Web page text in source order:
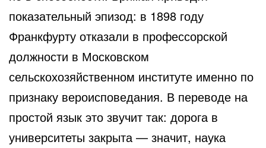
показательный эпизод: в 1898 году
Франкфурту отказали в профессорской
должности в Московском
сельскохозяйственном институте именно по
признаку вероисповедания. В переводе на
простой язык это звучит так: дорога в
университеты закрыта — значит, наука